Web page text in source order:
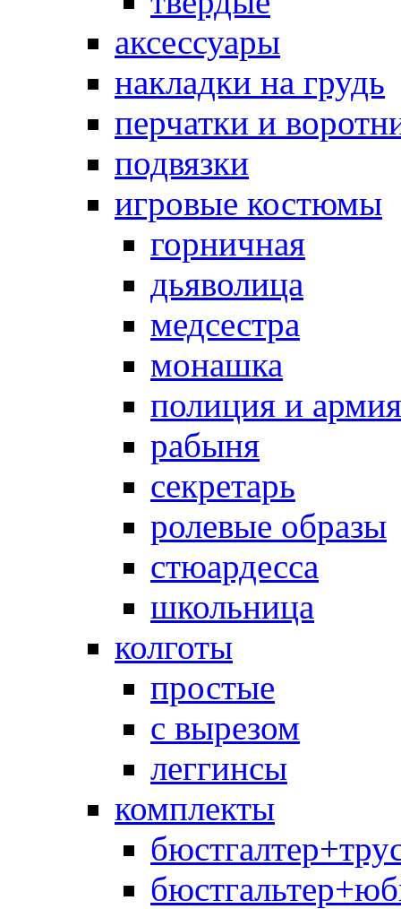
аксессуары
накладки на грудь
перчатки и
подвязки
игровые костюмы
горничная
дьяволица
медсестра
монашка
полиция и армия
рабыня
секретарь
ролевые образы
стюардесса
школьница
колготы
простые
с вырезом
леггинсы
комплекты